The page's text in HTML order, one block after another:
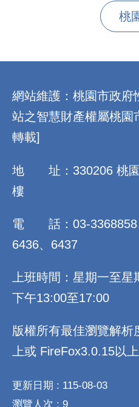
桃
網站維護：桃園市政府
站之智慧財產權屬桃園
轉載]
地 址：330206 桃園
樓
電 話：03-3368858
6436、6437
上班時間：星期一至
下午13:00至17:00
版權所有最佳瀏覽解析
上或 FireFox3.0.15以
更新日期
115-08-03
瀏覽人次
9